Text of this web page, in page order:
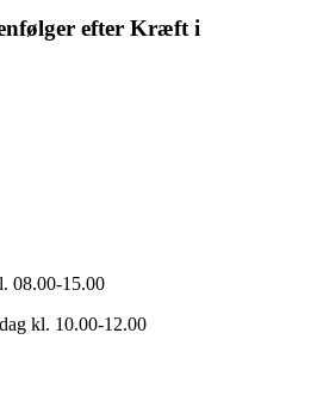
efter Kræft i
08.00-15.00
kl. 10.00-12.00